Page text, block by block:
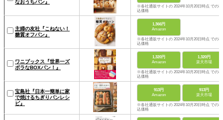
なおうちパン』
※各社通販サイトの 2024年10月20日時点 での税
込価格
主婦の友社『こねない！
糖質オフパン』
1,366円
Amazon
※各社通販サイトの 2024年10月20日時点 での税
込価格
ワニブックス『世界一ズ
ボラなBOXパン！』
1,320円
Amazon
1,320円
楽天市場
※各社通販サイトの 2024年10月20日時点 での税
込価格
宝島社『日本一簡単に家
で焼けるちぎりパンレシ
ピ』
913円
Amazon
913円
楽天市場
※各社通販サイトの 2024年10月20日時点 での税
込価格